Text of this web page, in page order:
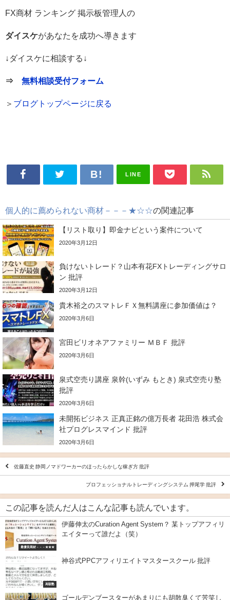
FX商材 ランキング 掲示板管理人の
ダイスケがあなたを成功へ導きます
↓ダイスケに相談する↓
⇒ 無料相談受付フォーム
＞ ブログトップページに戻る
LINE
個人的に薦められない商材－－－★☆☆の関連記事
【リスト取り】即金ナビという案件について
2020年3月12日
負けないトレード？山本有花FXトレーディングサロ
ン 批評
2020年3月12日
貴木裕之のスマトレＦＸ無料講座に参加価値は？
2020年3月6日
宮田ビリオネアファミリー ＭＢＦ 批評
2020年3月6日
泉式空売り講座 泉幹(いずみ もとき) 泉式空売り塾
批評
2020年3月6日
未開拓ビジネス 正真正銘の億万長者 花田浩 株式会
社プログレスマインド 批評
2020年3月6日
佐藤直史 静岡ノマドワーカーのほったらかしな稼ぎ方 批評
プロフェッショナルトレーディングシステム 押尾学 批評
この記事を読んだ人はこんな記事も読んでいます。
最優良商材－－－★★★
伊藤伸太のCuration Agent System？ 某トップアフィリ
エイターって誰だよ（笑）
高額塾
神谷式PPCアフィリエイトマスタースクール 批評
ゴールデンブースターがあまりにも胡散臭くて苦笑し